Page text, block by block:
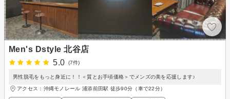
Men's Dstyle 北谷店
5.0
(7件)
男性脱毛をもっと身近に！！＜質とお手頃価格＞でメンズの美を応援します♪
アクセス：沖縄モノレール 浦添前田駅 徒歩90分（車で22分）